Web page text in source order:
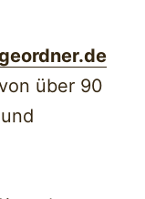
über 90